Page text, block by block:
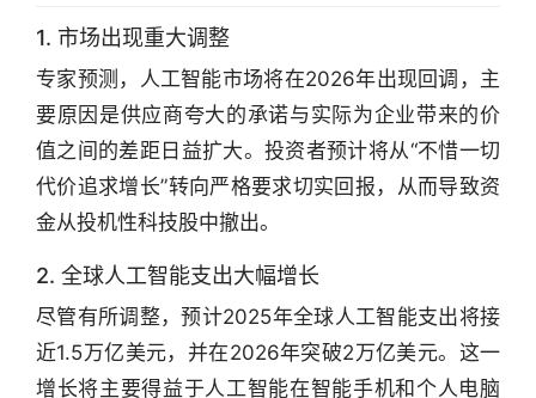
1. 市场出现重大调整
专家预测，人工智能市场将在2026年出现回调，主
要原因是供应商夸大的承诺与实际为企业带来的价
值之间的差距日益扩大。投资者预计将从“不惜一切
代价追求增长”转向严格要求切实回报，从而导致资
金从投机性科技股中撤出。
2. 全球人工智能支出大幅增长
尽管有所调整，预计2025年全球人工智能支出将接
近1.5万亿美元，并在2026年突破2万亿美元。这一
增长将主要得益于人工智能在智能手机和个人电脑